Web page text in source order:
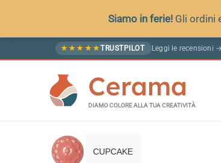
Siamo in ferie! Gli ordini
al
★ ★ ★ ★ ★TRUSTPILOT Leggi le recensioni →
Cerama
DIAMO COLORE ALLA TUA CREATIVITÀ
CUPCAKE